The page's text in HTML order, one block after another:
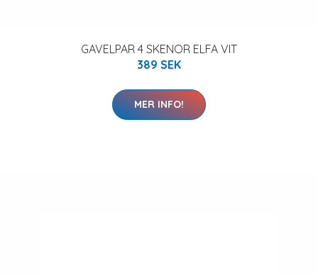
GAVELPAR 4 SKENOR ELFA VIT
389 SEK
MER INFO!